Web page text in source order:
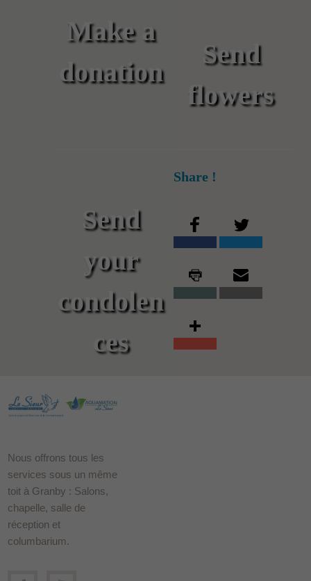
Make a
donation
Send
flowers
Send
your
condolen
ces
Share !
Nous offrons tous les
services sous un même
toit à Granby : Salons,
chapelle, salle de
réception et
columbarium.